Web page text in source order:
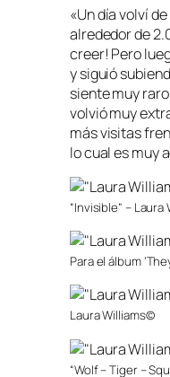
«Un día volví
alrededor de
creer! Pero
y siguió
siente muy
volvió muy
más visitas
lo cual es muy
“Invisible” –
Para el álbum
Laura Williams©
“Wolf – Tiger –